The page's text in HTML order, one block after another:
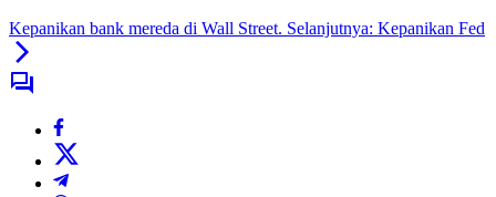
Kepanikan bank mereda di Wall Street. Selanjutnya: Kepanikan Fed